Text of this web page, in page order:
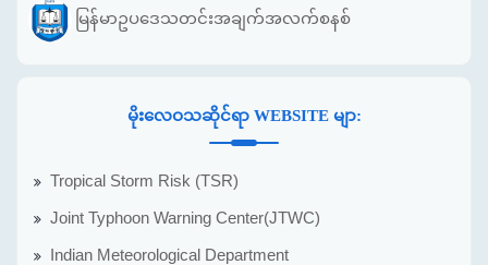
မြန်မာဥပဒေသတင်းအချက်အလက်စနစ်
မိုးလေဝသဆိုင်ရာ WEBSITE မျာ:
Tropical Storm Risk (TSR)
Joint Typhoon Warning Center(JTWC)
Indian Meteorological Department